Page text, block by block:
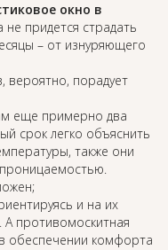
окно в
не придется страдать
– от изнуряющего
вероятно, порадует
еще примерно два
срок легко объяснить
также они
и на их
противомоскитная
обеспечении комфорта